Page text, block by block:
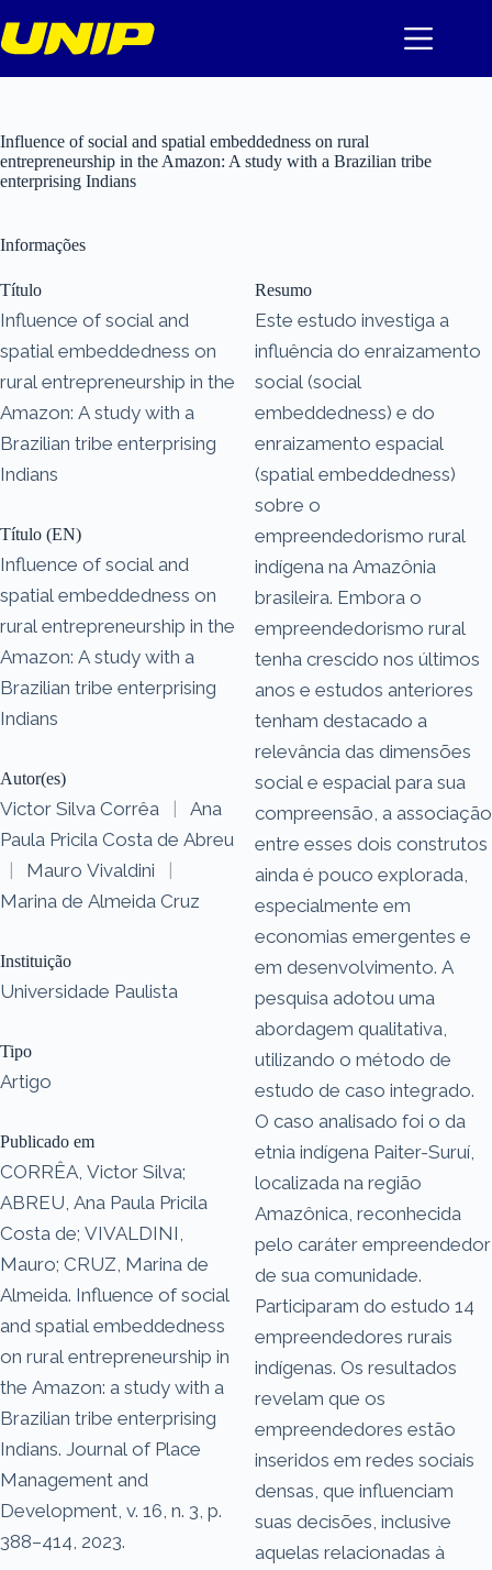
para
o
Influence of social and spatial embeddedness on rural
entrepreneurship in the Amazon: A study with a Brazilian tribe
enterprising Indians
Informações
Título
Influence of social and
spatial embeddedness on
rural entrepreneurship in the
Amazon: A study with a
Brazilian tribe enterprising
Indians
Título (EN)
Influence of social and
spatial embeddedness on
rural entrepreneurship in the
Amazon: A study with a
Brazilian tribe enterprising
Indians
Autor(es)
Victor Silva Corrêa |
Ana
Paula Pricila Costa de Abreu
|
Mauro Vivaldini
|
Marina de Almeida Cruz
Instituição
Universidade Paulista
Tipo
Artigo
Publicado em
CORRÊA, Victor Silva;
ABREU, Ana Paula Pricila
Costa de; VIVALDINI,
Mauro; CRUZ, Marina de
Almeida. Influence of social
and spatial embeddedness
on rural entrepreneurship in
the Amazon: a study with a
Brazilian tribe enterprising
Indians. Journal of Place
Management and
Development, v. 16, n. 3, p.
388–414, 2023.
Resumo
Este estudo investiga a
influência do enraizamento
social (social
embeddedness) e do
enraizamento espacial
(spatial embeddedness)
sobre o
empreendedorismo rural
indígena na Amazônia
brasileira. Embora o
empreendedorismo rural
tenha crescido nos últimos
anos e estudos anteriores
tenham destacado a
relevância das dimensões
social e espacial para sua
compreensão, a associação
entre esses dois construtos
ainda é pouco explorada,
especialmente em
economias emergentes e
em desenvolvimento. A
pesquisa adotou uma
abordagem qualitativa,
utilizando o método de
estudo de caso integrado.
O caso analisado foi o da
etnia indígena Paiter-Suruí,
localizada na região
Amazônica, reconhecida
pelo caráter empreendedor
de sua comunidade.
Participaram do estudo 14
empreendedores rurais
indígenas. Os resultados
revelam que os
empreendedores estão
inseridos em redes sociais
densas, que influenciam
suas decisões, inclusive
aquelas relacionadas à